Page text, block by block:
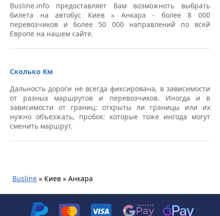
Автобусная остановка, пр-т Победы, 138, возле
McDonalds – Автовокзалы Киев
Автовокзал “Центральный”, пр-т Науки, 1 (остановка
Станция метро “Бориспольская”, Бориспольское
шоссе – Автовокзалы Киев
входа – Автовокзалы Киев
Станция метро “Харьковская”, выход в направлению
центра – Автовокзалы Киев
Busline.info предоставляет Вам возможноть выбрать
билета на автобус Киев » Анкара - более 8 000
перевозчиков и более 50 000 направлений по всей
Европе на нашем сайте.
Сколько Км
Дальность дороги не всегда фиксирована, в зависимости
от разных маршрутов и перевозчиков. Иногда и в
зависимости от границ: открыты ли границы или их
нужно объезжать, пробок: которые тоже ингода могут
сменить маршрут.
Busline » Киев » Анкара